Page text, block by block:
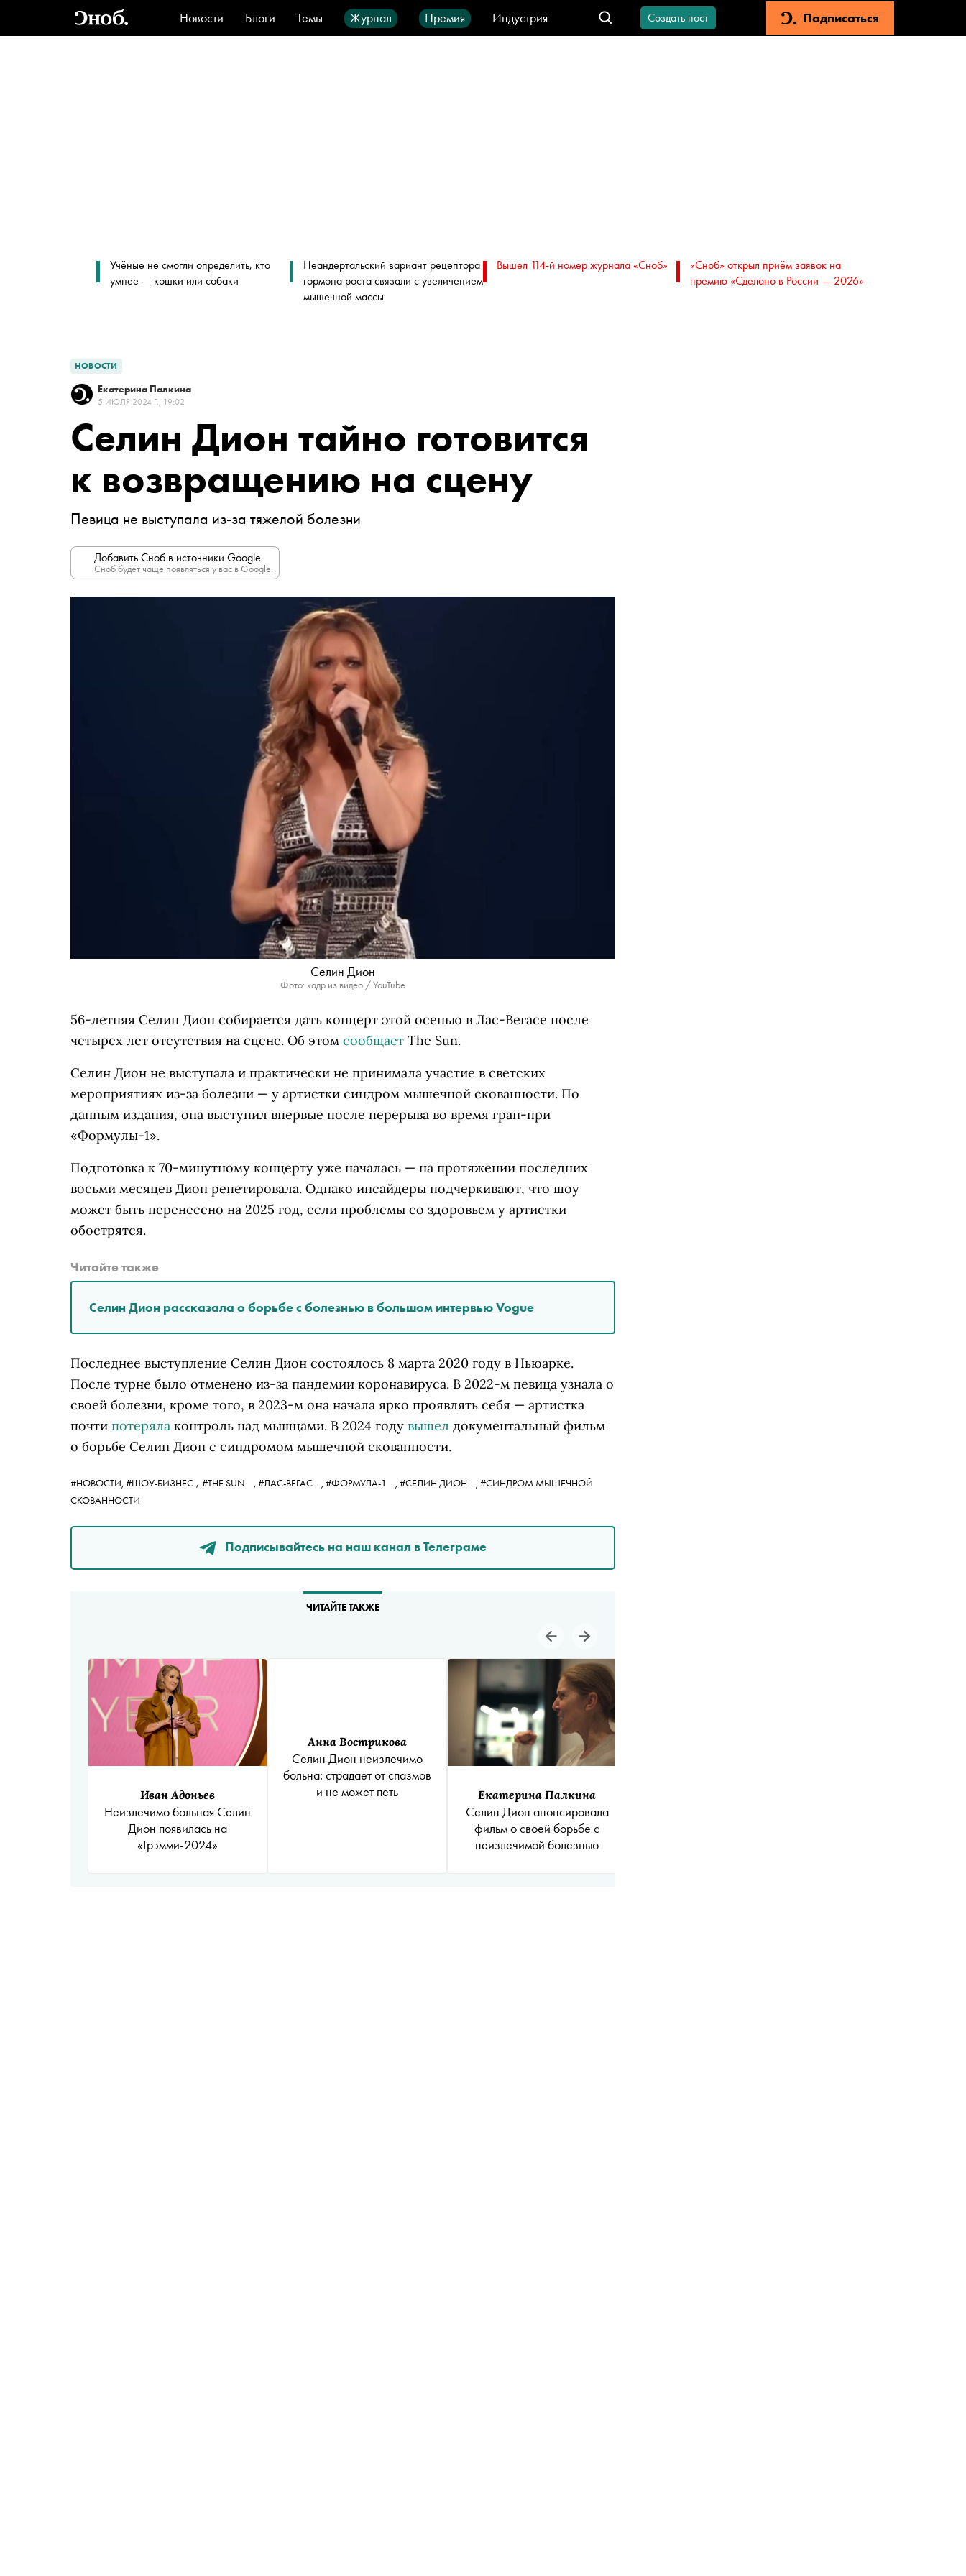
Новости Блоги Темы Журнал Премия
Индустрия
Стиль
Видео Город IT-продукты
Создать пост Подписаться
Учёные не смогли определить, кто
умнее — кошки или собаки
Неандертальский вариант рецептора
гормона роста связали с увеличением
мышечной массы
Вышел 114-й номер журнала «Сноб»
«Сноб» открыл приём заявок на
премию «Сделано в России — 2026»
НОВОСТИ
Екатерина Палкина
5 ИЮЛЯ 2024 Г., 19:02
Селин Дион тайно готовится
к возвращению на сцену
Певица не выступала из-за тяжелой болезни
Добавить Сноб в источники Google
Сноб будет чаще появляться у вас в Google.
Селин Дион
Фото: кадр из видео / YouTube
56-летняя Селин Дион собирается дать концерт этой осенью в Лас-Вегасе после
четырех лет отсутствия на сцене. Об этом сообщает The Sun.
Селин Дион не выступала и практически не принимала участие в светских
мероприятиях из-за болезни — у артистки синдром мышечной скованности. По
данным издания, она выступил впервые после перерыва во время гран-при
«Формулы-1».
Подготовка к 70-минутному концерту уже началась — на протяжении последних
восьми месяцев Дион репетировала. Однако инсайдеры подчеркивают, что шоу
может быть перенесено на 2025 год, если проблемы со здоровьем у артистки
обострятся.
Читайте также
Селин Дион рассказала о борьбе с болезнью в большом интервью Vogue
Последнее выступление Селин Дион состоялось 8 марта 2020 году в Ньюарке.
После турне было отменено из-за пандемии коронавируса. В 2022-м певица узнала о
своей болезни, кроме того, в 2023-м она начала ярко проявлять себя — артистка
почти потеряла контроль над мышцами. В 2024 году вышел документальный фильм
о борьбе Селин Дион с синдромом мышечной скованности.
#НОВОСТИ, #ШОУ-БИЗНЕС , #THE SUN , #ЛАС-ВЕГАС , #ФОРМУЛА-1 , #СЕЛИН ДИОН , #СИНДРОМ МЫШЕЧНОЙ
СКОВАННОСТИ
Подписывайтесь на наш канал в Телеграме
ЧИТАЙТЕ ТАКЖЕ
Иван Адоньев
Неизлечимо больная Селин
Дион появилась на
«Грэмми-2024»
Анна Вострикова
Селин Дион неизлечимо
больна: страдает от спазмов
и не может петь
Екатерина Палкина
Селин Дион анонсировала
фильм о своей борьбе с
неизлечимой болезнью